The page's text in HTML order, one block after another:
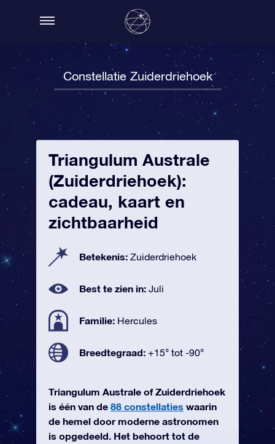
Constellatie Zuiderdriehoek
Triangulum Australe
(Zuiderdriehoek):
cadeau, kaart en
zichtbaarheid
Betekenis: Zuiderdriehoek
Best te zien in: Juli
Familie: Hercules
Breedtegraad: +15° tot -90°
Triangulum Australe of Zuiderdriehoek
is één van de 88 constellaties waarin
de hemel door moderne astronomen
is opgedeeld. Het behoort tot de